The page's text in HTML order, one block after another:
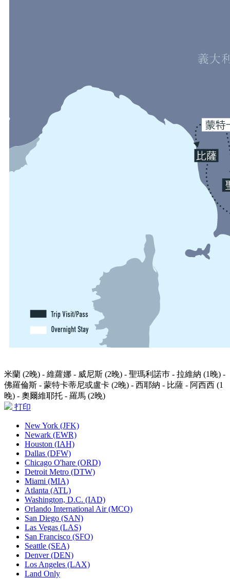
米蘭 (2晚) - 維蘿娜 - 威尼斯 (2晚) - 聖瑪利諾巿 - 拉維納 (1晚) -
佛羅倫斯 - 蒙特卡蒂尼或盧卡 (2晚) - 西耶納 - 比薩 - 阿西西 (1
晚) - 奧爾維耶托 - 羅馬 (2晚)
打印
New York (JFK)
Newark (EWR)
Houston (IAH)
Dallas (DFW)
Chicago O'hare (ORD)
Detroit Metro (DTW)
Miami (MIA)
Atlanta (ATL)
Washington, D.C. (IAD)
Orlando International Air (MCO)
San Diego (SAN)
Las Vegas (LAS)
San Francisco (SFO)
Seattle (SEA)
Denver (DEN)
Los Angeles (LAX)
Land Only